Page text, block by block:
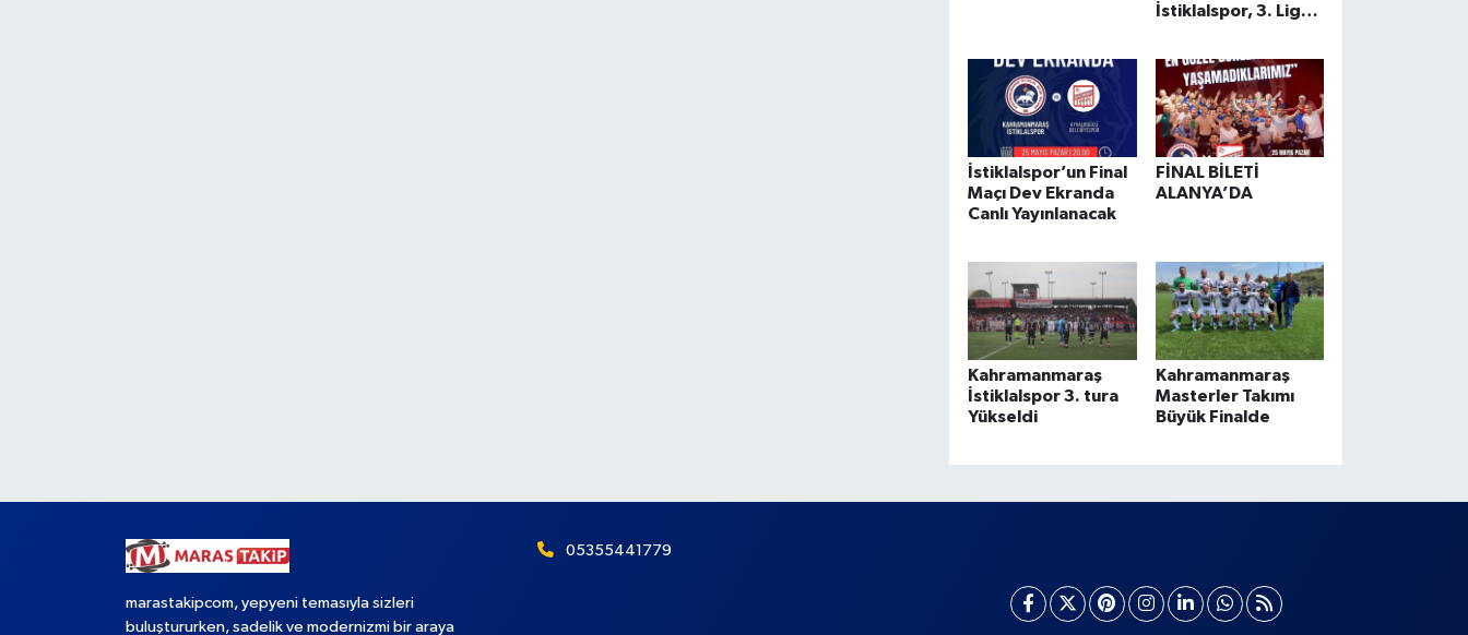
İstiklalspor, 3. Lig
Yazdı: TFF 2. Lig’e
Yükseldi!
İstiklalspor’un Final
Maçı Dev Ekranda
Canlı Yayınlanacak
FİNAL BİLETİ
ALANYA’DA
Kahramanmaraş
İstiklalspor 3. tura
Yükseldi
Kahramanmaraş
Masterler Takımı
Büyük Finalde
marastakipcom, yepyeni temasıyla sizleri
buluştururken, sadelik ve modernizmi bir araya
05355441779